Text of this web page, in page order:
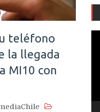
teléfono
la llegada
MI10 con